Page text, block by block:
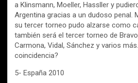
a Klinsmann, Moeller, Hassller y
Argentina gracias a un dudoso penal.
su tercer torneo pudo alzarse como
también será el tercer torneo de
Carmona, Vidal, Sánchez y varios
coincidencia?
5- España 2010